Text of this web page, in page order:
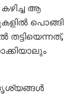
ആ
പൊങ്ങി